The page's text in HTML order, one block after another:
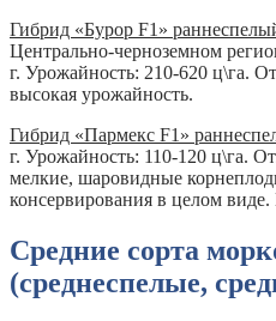
Гибрид «Бурор F1»
Центрально-черноземном
г. Урожайность: 210-620 ц\га.
высокая урожайность.
Гибрид «Пармекс F1»
г. Урожайность: 110-120 ц\га.
мелкие, шаровидные
консервирования в целом
Средние сорта
(среднеспелые,